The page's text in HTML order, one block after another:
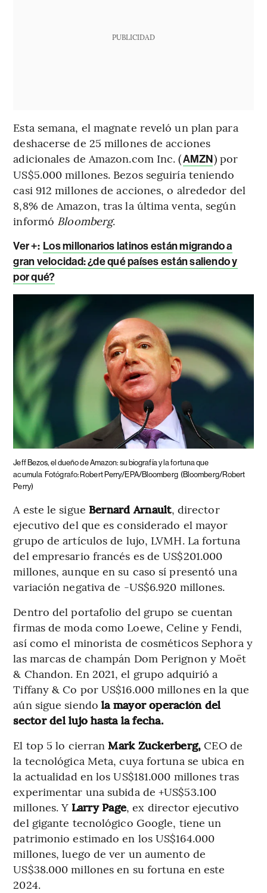
PUBLICIDAD
Esta semana, el magnate reveló un plan para
deshacerse de 25 millones de acciones
adicionales de Amazon.com Inc. (AMZN) por
US$5.000 millones. Bezos seguiría teniendo
casi 912 millones de acciones, o alrededor del
8,8% de Amazon, tras la última venta, según
informó Bloomberg.
Ver +: Los millonarios latinos están migrando a
gran velocidad: ¿de qué países están saliendo y
por qué?
Jeff Bezos, el dueño de Amazon: su biografía y la fortuna que
acumula Fotógrafo: Robert Perry/EPA/Bloomberg (Bloomberg/Robert
Perry)
A este le sigue Bernard Arnault, director
ejecutivo del que es considerado el mayor
grupo de artículos de lujo, LVMH. La fortuna
del empresario francés es de US$201.000
millones, aunque en su caso sí presentó una
variación negativa de -US$6.920 millones.
Dentro del portafolio del grupo se cuentan
firmas de moda como Loewe, Celine y Fendi,
así como el minorista de cosméticos Sephora y
las marcas de champán Dom Perignon y Moët
& Chandon. En 2021, el grupo adquirió a
Tiffany & Co por US$16.000 millones en la que
aún sigue siendola mayor operación del
sector del lujo hasta la fecha.
El top 5 lo cierranMark Zuckerberg, CEO de
la tecnológica Meta, cuya fortuna se ubica en
la actualidad en los US$181.000 millones tras
experimentar una subida de +US$53.100
millones. Y Larry Page, ex director ejecutivo
del gigante tecnológico Google, tiene un
patrimonio estimado en los US$164.000
millones, luego de ver un aumento de
US$38.000 millones en su fortuna en este
2024.